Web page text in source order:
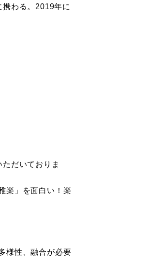
わる。2019年に
だいておりま
楽」を面白い！楽
様性、融合が必要